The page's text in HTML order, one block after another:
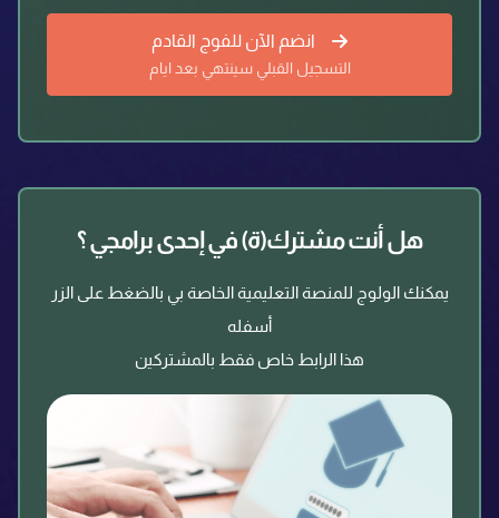
انضم الآن للفوج القادم
التسجيل القبلي سينتهي بعد ايام
هل أنت مشترك(ة) في إحدى برامجي ؟
يمكنك الولوج للمنصة التعليمية الخاصة بي بالضغط على الزر
أسفله
هذا الرابط خاص فقط بالمشتركين